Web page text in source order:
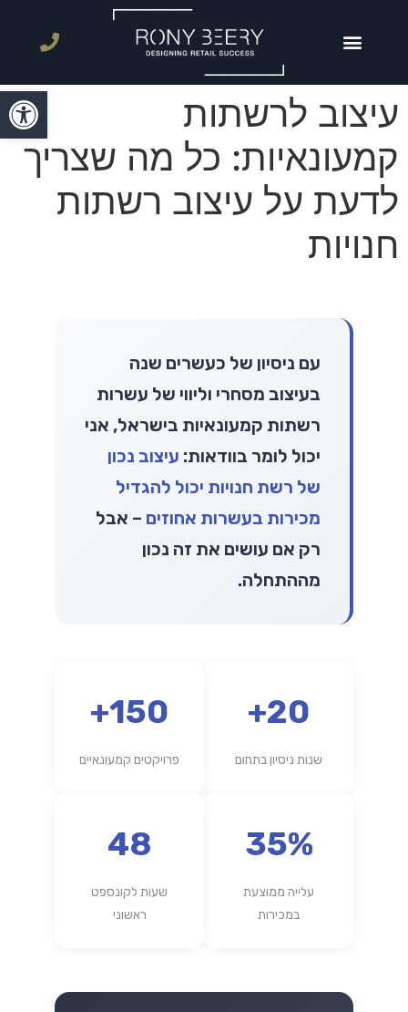
פתח
עיצוב לרשתות
קמעונאיות: כל מה שצריך
לדעת על עיצוב רשתות
חנויות
עם ניסיון של כעשרים שנה
בעיצוב מסחרי וליווי של עשרות
רשתות קמעונאיות בישראל, אני
יכול לומר בוודאות: עיצוב נכון
של רשת חנויות יכול להגדיל
מכירות בעשרות אחוזים – אבל
רק אם עושים את זה נכון
מההתחלה.
20+
שנות ניסיון בתחום
150+
פרויקטים קמעונאיים
35%
עלייה ממוצעת
במכירות
48
שעות לקונספט
ראשוני